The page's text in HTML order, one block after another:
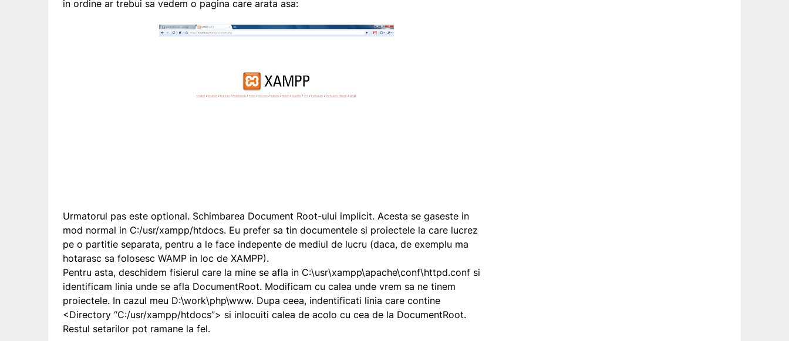
in ordine ar trebui sa vedem o pagina care arata asa:
Urmatorul pas este optional. Schimbarea Document Root-ului implicit. Acesta se gaseste in
mod normal in C:/usr/xampp/htdocs. Eu prefer sa tin documentele si proiectele la care lucrez
pe o partitie separata, pentru a le face indepente de mediul de lucru (daca, de exemplu ma
hotarasc sa folosesc WAMP in loc de XAMPP).
Pentru asta, deschidem fisierul care la mine se afla in C:\usr\xampp\apache\conf\httpd.conf si
identificam linia unde se afla DocumentRoot. Modificam cu calea unde vrem sa ne tinem
proiectele. In cazul meu D:\work\php\www. Dupa ceea, indentificati linia care contine
<Directory “C:/usr/xampp/htdocs”> si inlocuiti calea de acolo cu cea de la DocumentRoot.
Restul setarilor pot ramane la fel.